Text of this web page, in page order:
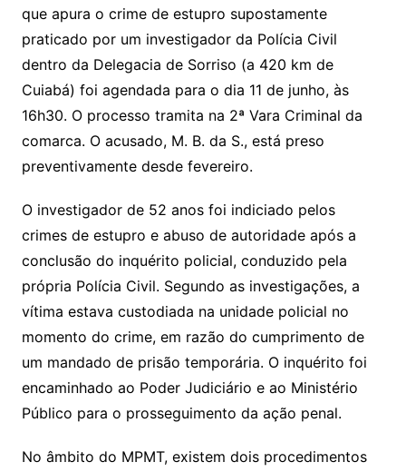
que apura o crime de estupro supostamente
praticado por um investigador da Polícia Civil
dentro da Delegacia de Sorriso (a 420 km de
Cuiabá) foi agendada para o dia 11 de junho, às
16h30. O processo tramita na 2ª Vara Criminal da
comarca. O acusado, M. B. da S., está preso
preventivamente desde fevereiro.
O investigador de 52 anos foi indiciado pelos
crimes de estupro e abuso de autoridade após a
conclusão do inquérito policial, conduzido pela
própria Polícia Civil. Segundo as investigações, a
vítima estava custodiada na unidade policial no
momento do crime, em razão do cumprimento de
um mandado de prisão temporária. O inquérito foi
encaminhado ao Poder Judiciário e ao Ministério
Público para o prosseguimento da ação penal.
No âmbito do MPMT, existem dois procedimentos